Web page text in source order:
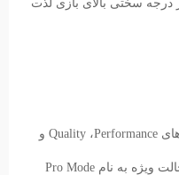
درجه سختی بالای بازی لذت
این بازی روی پلی‌استیشن ۵ با حالت‌های Quality ،Performance و
120fps اجرا خواهد شد. البته که یک حالت ویژه به نام Pro Mode